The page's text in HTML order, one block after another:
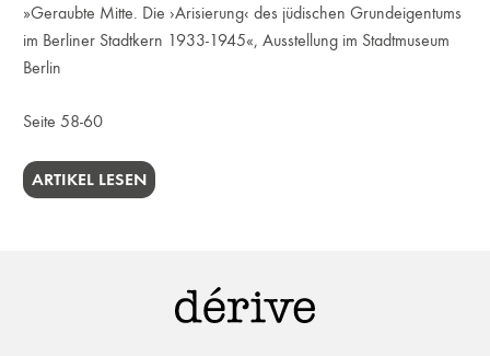
»Geraubte Mitte. Die ›Arisierung‹ des jüdischen Grundeigentums
im Berliner Stadtkern 1933-1945«, Ausstellung im Stadtmuseum
Berlin
Seite 58-60
ARTIKEL LESEN